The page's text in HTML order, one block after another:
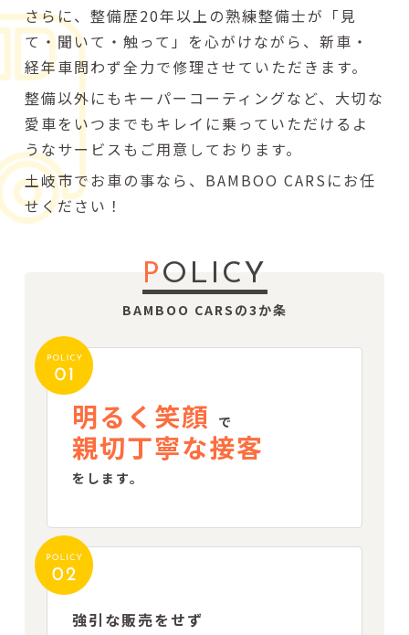
さらに、整備歴20年以上の熟練整備士が「見
て・聞いて・触って」を心がけながら、新車・
経年車問わず全力で修理させていただきます。
整備以外にもキーパーコーティングなど、大切な
愛車をいつまでもキレイに乗っていただけるよ
うなサービスもご用意しております。
土岐市でお車の事なら、BAMBOO CARSにお任
せください！
POLICY
BAMBOO CARSの3か条
明るく笑顔 で
親切丁寧な接客
をします。
強引な販売をせず